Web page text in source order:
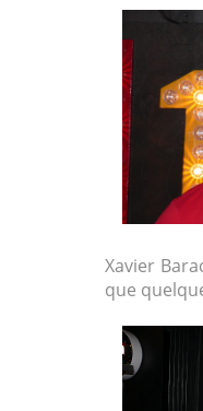
Xavier
que